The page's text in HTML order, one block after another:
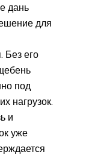
дань
для
Без его
под
нагрузок.
и
уже